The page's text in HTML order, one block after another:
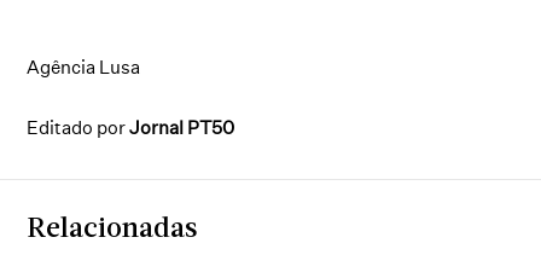
Agência Lusa
Editado porJornal PT50
Relacionadas